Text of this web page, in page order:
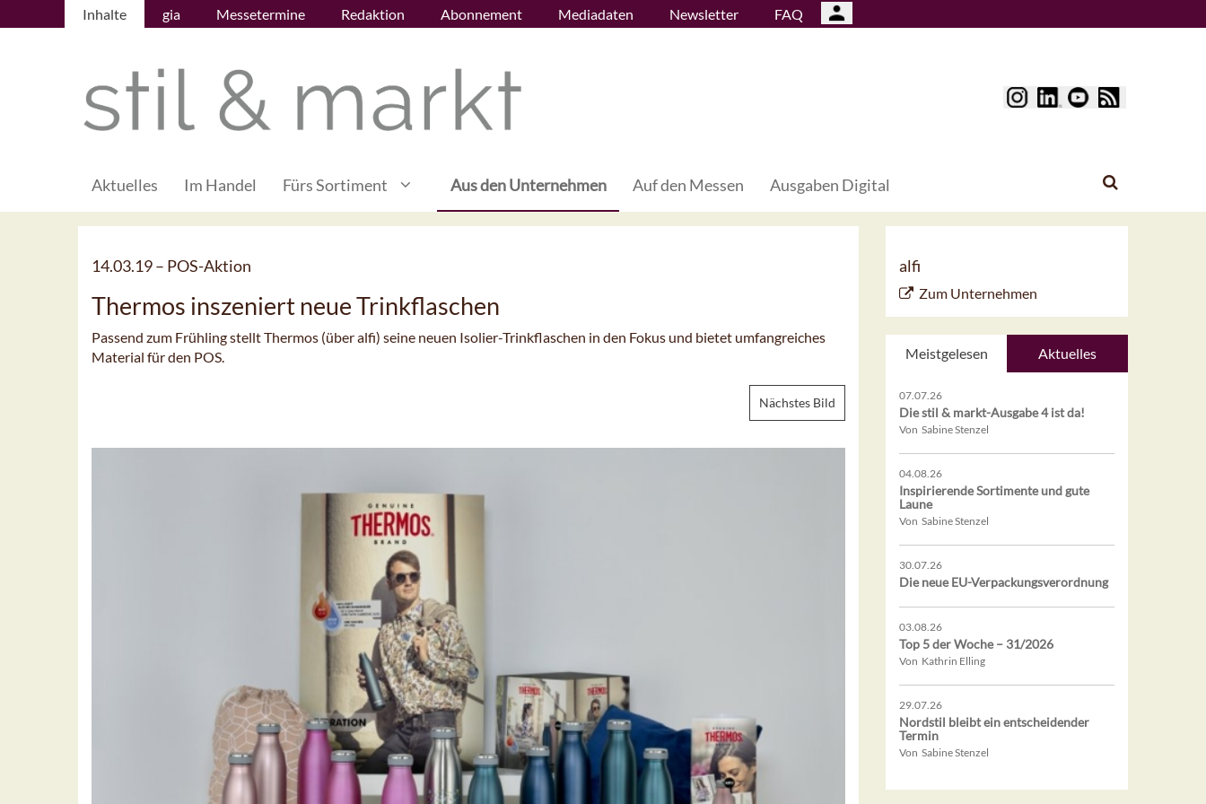
Inhalte gia Messetermine Redaktion Abonnement Mediadaten Newsletter FAQ
Aktuelles Im Handel Fürs Sortiment Aus den Unternehmen Auf den Messen Ausgaben Digital
14.03.19 – POS-Aktion
Thermos inszeniert neue Trinkflaschen
Passend zum Frühling stellt Thermos (über alfi) seine neuen Isolier-Trinkflaschen in den Fokus und bietet umfangreiches
Material für den POS.
Nächstes Bild
alfi
Zum Unternehmen
Meistgelesen Aktuelles
07.07.26
Die stil & markt-Ausgabe 4 ist da!
Von Sabine Stenzel
04.08.26
Inspirierende Sortimente und gute
Laune
Von Sabine Stenzel
30.07.26
Die neue EU-Verpackungsverordnung
03.08.26
Top 5 der Woche – 31/2026
Von Kathrin Elling
29.07.26
Nordstil bleibt ein entscheidender
Termin
Von Sabine Stenzel